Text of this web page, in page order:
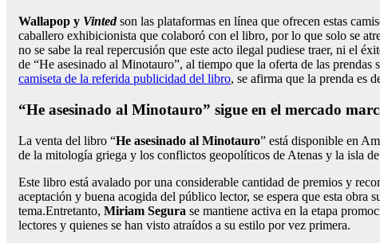
Wallapop y Vinted son las plataformas en línea que ofrecen estas
caballero exhibicionista que colaboró con el libro, por lo que solo se
no se sabe la real repercusión que este acto ilegal pudiese traer, ni el
de “He asesinado al Minotauro”, al tiempo que la oferta de las prendas
camiseta de la referida publicidad del libro, se afirma que la prenda es
“He asesinado al Minotauro” sigue en el mercado
La venta del libro “He asesinado al Minotauro” está disponible en
de la mitología griega y los conflictos geopolíticos de Atenas y la isla
Este libro está avalado por una considerable cantidad de premios y
aceptación y buena acogida del público lector, se espera que esta obra
tema.Entretanto, Miriam Segura se mantiene activa en la etapa
lectores y quienes se han visto atraídos a su estilo por vez primera.